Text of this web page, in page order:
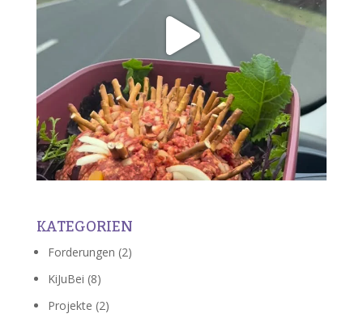
KATEGORIEN
Forderungen (2)
KiJuBei (8)
Projekte (2)